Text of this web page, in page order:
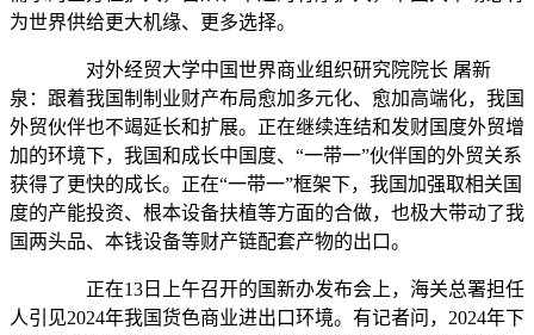
为世界供给更大机缘、更多选择。
对外经贸大学中国世界商业组织研究院院长 屠新
泉：跟着我国制制业财产布局愈加多元化、愈加高端化，我国
外贸伙伴也不竭延长和扩展。正在继续连结和发财国度外贸增
加的环境下，我国和成长中国度、“一带一”伙伴国的外贸关系
获得了更快的成长。正在“一带一”框架下，我国加强取相关国
度的产能投资、根本设备扶植等方面的合做，也极大带动了我
国两头品、本钱设备等财产链配套产物的出口。
正在13日上午召开的国新办发布会上，海关总署担任
人引见2024年我国货色商业进出口环境。有记者问，2024年下